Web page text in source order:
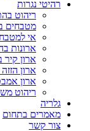
רהיטי נגרות
ריהוט
מטבחים
אי
ארונות
ארון
ארון
ארון
ריהוט
גלריה
מאמרים בתחום
צור קשר